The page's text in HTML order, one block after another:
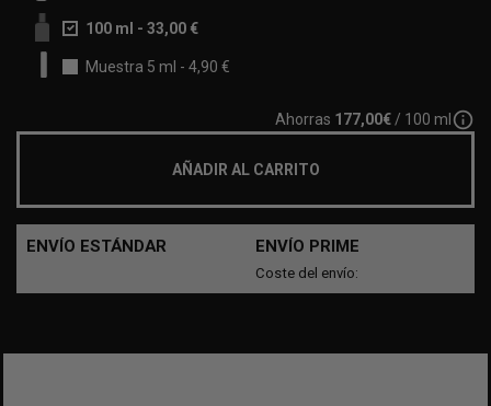
100 ml - 33,00 €
Muestra 5 ml - 4,90 €
Ahorras 177,00€ / 100 ml info_outline
AÑADIR AL CARRITO
ENVÍO ESTÁNDAR ENVÍO PRIME
Coste del envío: